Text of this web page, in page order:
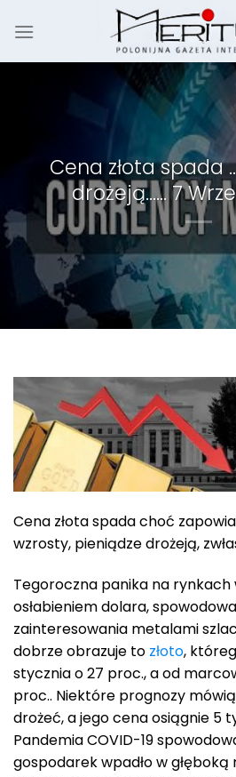
Cena złota spada
drożeją…… 7
Cena złota spada choć
wzrosty, pieniądze drożeją,
Tegoroczna panika na rynkach
osłabieniem dolara,
zainteresowania metalami
dobrze obrazuje to złoto,
stycznia o 27 proc., a od
proc.. Niektóre prognozy
drożeć, a jego cena osiągnie 5
Pandemia COVID-19
gospodarek wpadło w